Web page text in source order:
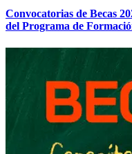
Convocatorias de Becas
del Programa de